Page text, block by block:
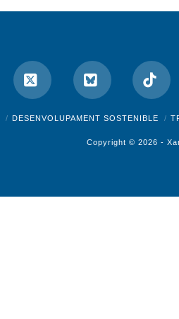
X Bluesky
DESENVOLUPAMENT SOSTENIBLE
Copyright © 2026 -